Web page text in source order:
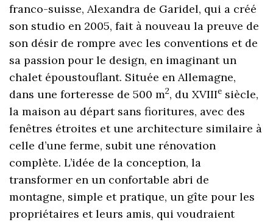
franco-suisse, Alexandra de Garidel, qui a créé
son studio en 2005, fait à nouveau la preuve de
son désir de rompre avec les conventions et de
sa passion pour le design, en imaginant un
chalet époustouflant. Située en Allemagne,
dans une forteresse de 500 m2, du XVIIIe siècle,
la maison au départ sans fioritures, avec des
fenêtres étroites et une architecture similaire à
celle d’une ferme, subit une rénovation
complète. L’idée de la conception, la
transformer en un confortable abri de
montagne, simple et pratique, un gîte pour les
propriétaires et leurs amis, qui voudraient